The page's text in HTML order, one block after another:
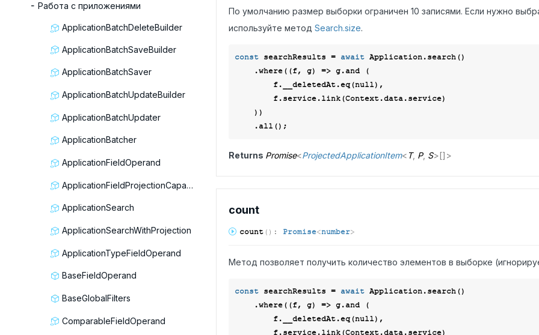
Работа с приложениями
ApplicationBatchDeleteBuilder
ApplicationBatchSaveBuilder
ApplicationBatchSaver
ApplicationBatchUpdateBuilder
ApplicationBatchUpdater
ApplicationBatcher
ApplicationFieldOperand
ApplicationFieldProjectionCapable
ApplicationSearch
ApplicationSearchWithProjection
ApplicationTypeFieldOperand
BaseFieldOperand
BaseGlobalFilters
ComparableFieldOperand
По умолчанию размер выборки ограничен 10 записями. Если нужно
используйте метод Search.size.
const searchResults = await Application.search()
    .where(
(f, g) => g.and (
        f.__deletedAt.eq(
null),
Returns Promise<ProjectedApplicationItem< T, P, S>[] >
count
count( ) : Promise<number>
Метод позволяет получить количество элементов в выборке
const searchResults = await Application.search()
    .where(
(f, g) => g.and (
        f.__deletedAt.eq(
null),